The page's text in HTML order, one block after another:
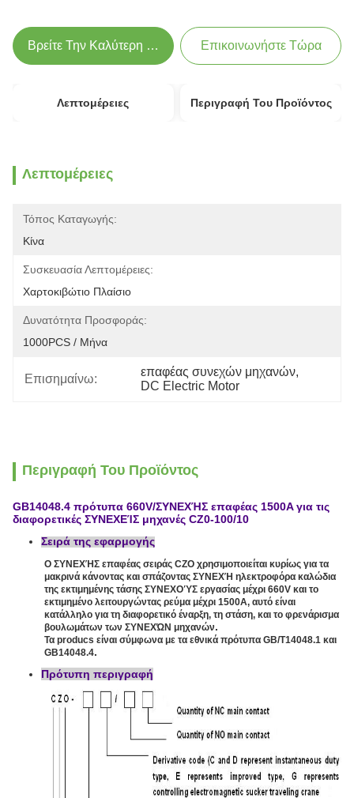
Βρείτε Την Καλύτερη Τιμή Επικοινωνήστε Τώρα
Λεπτομέρειες Περιγραφή Του Προϊόντος
Λεπτομέρειες
Τόπος Καταγωγής:
Κίνα
Συσκευασία Λεπτομέρειες:
Χαρτοκιβώτιο Πλαίσιο
Δυνατότητα Προσφοράς:
1000PCS / Μήνα
Επισημαίνω:
επαφέας συνεχών μηχανών,
DC Electric Motor
Περιγραφή Του Προϊόντος
GB14048.4 πρότυπα 660V/ΣΥΝΕΧΉΣ επαφέας 1500A για τις
διαφορετικές ΣΥΝΕΧΕΊΣ μηχανές CZ0-100/10
Σειρά της εφαρμογής
Ο ΣΥΝΕΧΉΣ επαφέας σειράς CZO χρησιμοποιείται κυρίως για τα
μακρινά κάνοντας και σπάζοντας ΣΥΝΕΧΉ ηλεκτροφόρα καλώδια
της εκτιμημένης τάσης ΣΥΝΕΧΟΎΣ εργασίας μέχρι 660V και το
εκτιμημένο λειτουργώντας ρεύμα μέχρι 1500A, αυτό είναι
κατάλληλο για τη διαφορετικό έναρξη, τη στάση, και το φρενάρισμα
βουλωμάτων των ΣΥΝΕΧΏΝ μηχανών.
Τα producs είναι σύμφωνα με τα εθνικά πρότυπα GB/T14048.1 και
GB14048.4.
Πρότυπη περιγραφή